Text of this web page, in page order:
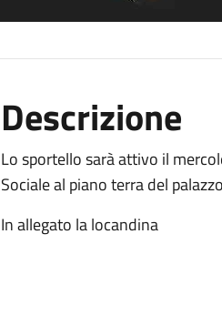
Descrizione
Lo sportello sarà attivo il
Sociale al piano terra del
In allegato la locandina